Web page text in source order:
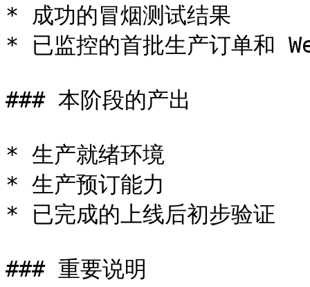
* 成功的冒烟测试结果
* 已监控的首批生产订单和
### 本阶段的产出
* 生产就绪环境
* 生产预订能力
* 已完成的上线后初步验证
### 重要说明